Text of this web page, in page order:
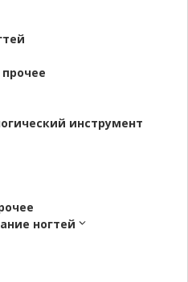
инструмент
ногтей